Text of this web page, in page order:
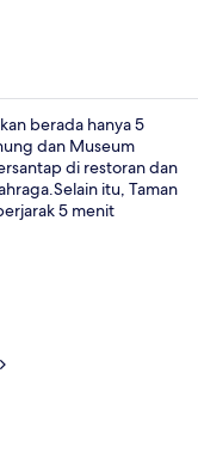
berada hanya 5
dan Museum
di restoran dan
itu, Taman
5 menit